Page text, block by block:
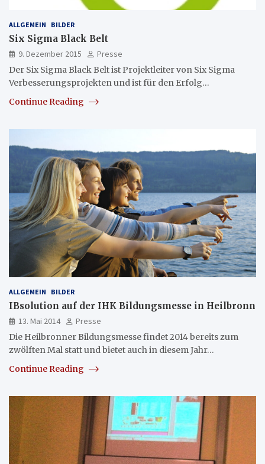
ALLGEMEIN BILDER
Six Sigma Black Belt
9. Dezember 2015
Presse
Der Six Sigma Black Belt ist Projektleiter von Six Sigma
Verbesserungsprojekten und ist für den Erfolg…
Continue Reading
ALLGEMEIN BILDER
IBsolution auf der IHK Bildungsmesse in Heilbronn
13. Mai 2014
Presse
Die Heilbronner Bildungsmesse findet 2014 bereits zum
zwölften Mal statt und bietet auch in diesem Jahr…
Continue Reading